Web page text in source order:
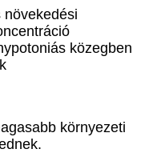
növekedési
közegben
környezeti